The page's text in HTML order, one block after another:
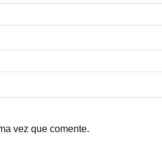
vez que comente.